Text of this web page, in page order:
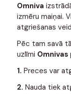
Omniva
izmēru maiņai.
atgriešanas
Pēc tam savā
uzlīmi Omnivas
1. Preces var
2. Nauda tiek